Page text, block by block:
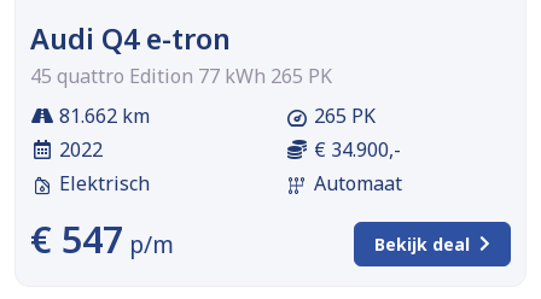
Audi Q4 e-tron
45 quattro Edition 77 kWh 265 PK
81.662 km
2022
Elektrisch
265 PK
€ 34.900,-
Automaat
€ 547 p/m Bekijk deal